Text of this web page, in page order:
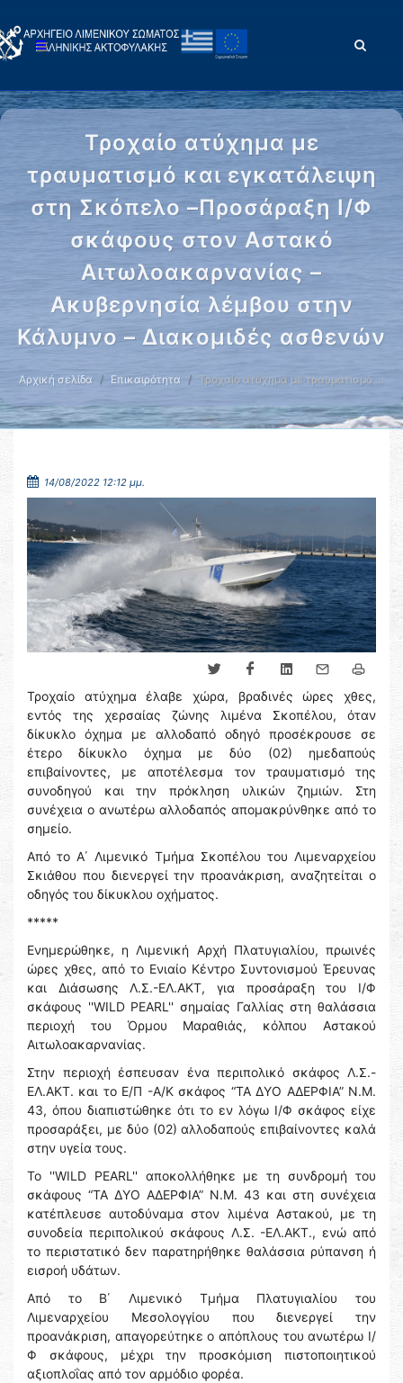
Τροχαίο ατύχημα με
τραυματισμό και εγκατάλειψη
στη Σκόπελο –Προσάραξη Ι/Φ
σκάφους στον Αστακό
Αιτωλοακαρνανίας –
Ακυβερνησία λέμβου στην
Κάλυμνο – Διακομιδές ασθενών
Αρχική σελίδα Επικαιρότητα Τροχαίο ατύχημα με τραυματισμό …
14/08/2022 12:12 μμ.
Τροχαίο ατύχημα έλαβε χώρα, βραδινές ώρες χθες,
εντός της χερσαίας ζώνης λιμένα Σκοπέλου, όταν
δίκυκλο όχημα με αλλοδαπό οδηγό προσέκρουσε σε
έτερο δίκυκλο όχημα με δύο (02) ημεδαπούς
επιβαίνοντες, με αποτέλεσμα τον τραυματισμό της
συνοδηγού και την πρόκληση υλικών ζημιών. Στη
συνέχεια ο ανωτέρω αλλοδαπός απομακρύνθηκε από το
σημείο.
Από το Α΄ Λιμενικό Τμήμα Σκοπέλου του Λιμεναρχείου
Σκιάθου που διενεργεί την προανάκριση, αναζητείται ο
οδηγός του δίκυκλου οχήματος.
*****
Ενημερώθηκε, η Λιμενική Αρχή Πλατυγιαλίου, πρωινές
ώρες χθες, από το Ενιαίο Κέντρο Συντονισμού Έρευνας
και Διάσωσης Λ.Σ.-ΕΛ.ΑΚΤ, για προσάραξη του Ι/Φ
σκάφους ''WILD PEARL'' σημαίας Γαλλίας στη θαλάσσια
περιοχή του Όρμου Μαραθιάς, κόλπου Αστακού
Αιτωλοακαρνανίας.
Στην περιοχή έσπευσαν ένα περιπολικό σκάφος Λ.Σ.-
ΕΛ.ΑΚΤ. και το Ε/Π -Α/Κ σκάφος “ΤΑ ΔΥΟ ΑΔΕΡΦΙΑ” Ν.Μ.
43, όπου διαπιστώθηκε ότι το εν λόγω Ι/Φ σκάφος είχε
προσαράξει, με δύο (02) αλλοδαπούς επιβαίνοντες καλά
στην υγεία τους.
Το ''WILD PEARL'' αποκολλήθηκε με τη συνδρομή του
σκάφους “ΤΑ ΔΥΟ ΑΔΕΡΦΙΑ” Ν.Μ. 43 και στη συνέχεια
κατέπλευσε αυτοδύναμα στον λιμένα Αστακού, με τη
συνοδεία περιπολικού σκάφους Λ.Σ. -ΕΛ.ΑΚΤ., ενώ από
το περιστατικό δεν παρατηρήθηκε θαλάσσια ρύπανση ή
εισροή υδάτων.
Από το Β΄ Λιμενικό Τμήμα Πλατυγιαλίου του
Λιμεναρχείου Μεσολογγίου που διενεργεί την
προανάκριση, απαγορεύτηκε ο απόπλους του ανωτέρω Ι/
Φ σκάφους, μέχρι την προσκόμιση πιστοποιητικού
αξιοπλοΐας από τον αρμόδιο φορέα.